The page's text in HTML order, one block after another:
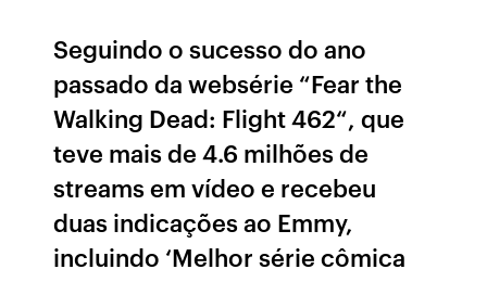
Seguindo o sucesso do ano
passado da websérie “Fear the
Walking Dead: Flight 462“, que
teve mais de 4.6 milhões de
streams em vídeo e recebeu
duas indicações ao Emmy,
incluindo ‘Melhor série cômica